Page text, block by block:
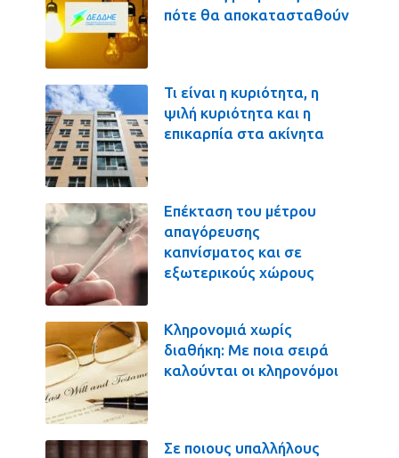
πότε θα αποκατασταθούν
Τι είναι η κυριότητα, η
ψιλή κυριότητα και η
επικαρπία στα ακίνητα
Επέκταση του μέτρου
απαγόρευσης
καπνίσματος και σε
εξωτερικούς χώρους
Κληρονομιά χωρίς
διαθήκη: Με ποια σειρά
καλούνται οι κληρονόμοι
Σε ποιους υπαλλήλους